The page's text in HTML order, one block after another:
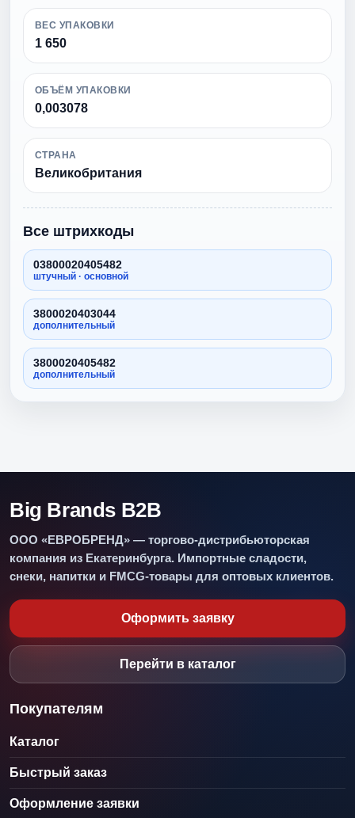
ВЕС УПАКОВКИ
1 650
ОБЪЁМ УПАКОВКИ
0,003078
СТРАНА
Великобритания
Все штрихкоды
03800020405482
штучный · основной
3800020403044
дополнительный
3800020405482
дополнительный
Big Brands B2B
ООО «ЕВРОБРЕНД» — торгово-дистрибьюторская
компания из Екатеринбурга. Импортные сладости,
снеки, напитки и FMCG-товары для оптовых клиентов.
Оформить заявку
Перейти в каталог
Покупателям
Каталог
Быстрый заказ
Оформление заявки